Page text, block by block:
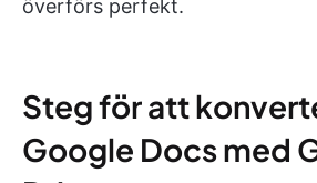
överförs perfekt.
Steg för att
Google Docs med